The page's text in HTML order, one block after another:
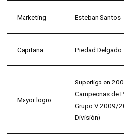
Marketing Esteban Santos
Capitana Piedad Delgado
Mayor logro
Superliga en
Campeonas de
Grupo V 2009/
División)